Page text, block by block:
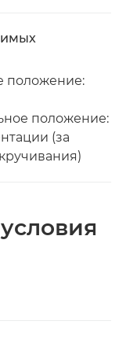
положение:
положение:
(за